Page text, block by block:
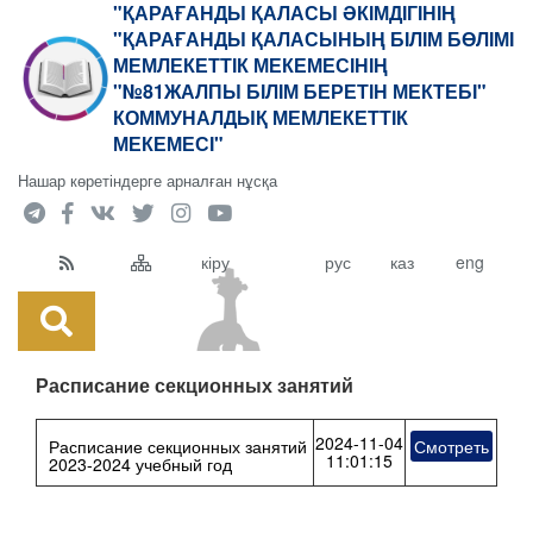
"ҚАРАҒАНДЫ ҚАЛАСЫ ӘКІМДІГІНІҢ
"ҚАРАҒАНДЫ ҚАЛАСЫНЫҢ БІЛІМ БӨЛІМІ
МЕМЛЕКЕТТІК МЕКЕМЕСІНІҢ
"№81ЖАЛПЫ БІЛІМ БЕРЕТІН МЕКТЕБІ"
КОММУНАЛДЫҚ МЕМЛЕКЕТТІК
МЕКЕМЕСІ"
Нашар көретіндерге арналған нұсқа
кіру рус каз eng
Расписание секционных занятий
Расписание секционных занятий
2023-2024 учебный год
2024-11-04
11:01:15
Смотреть